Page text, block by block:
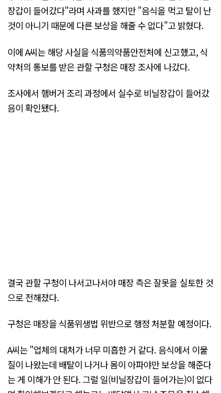
장갑이 들어갔다"라며 사과를 했지만 "음식을 먹고 탈이 난
것이 아니기 때문에 다른 보상을 해줄 수 없다"고 밝혔다.
이에 A씨는 해당 사실을 식품의약품안전처에 신고했고, 식
약처의 통보를 받은 관할 구청은 매장 조사에 나갔다.
조사에서 햄버거 조리 과정에서 실수로 비닐장갑이 들어갔
음이 확인됐다.
결국 관할 구청이 나서고나서야 매장 측은 잘못을 실토한 것
으로 전해졌다.
구청은 매장을 식품위생법 위반으로 행정 처분할 예정이다.
A씨는 "업체의 대처가 너무 미흡한 거 같다. 음식에서 이물
질이 나왔는데 배탈이 나거나 몸이 아파야만 보상을 해준다
는 게 이해가 안 된다. 그럴 일(비닐장갑이 들어가는)이 없다